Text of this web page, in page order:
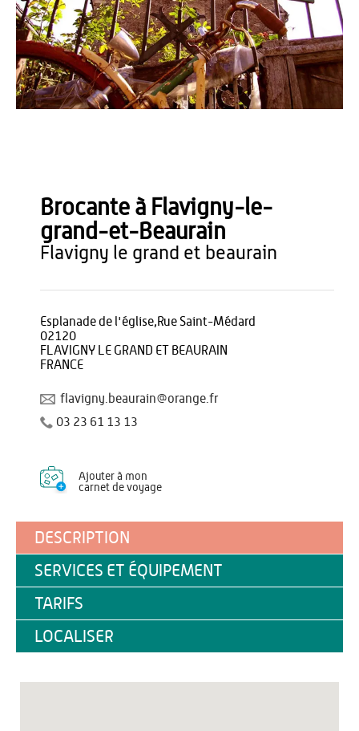
Brocante à Flavigny-le-
grand-et-Beaurain
flavigny le grand et beaurain
Esplanade de l'église,Rue Saint-Médard
02120
FLAVIGNY LE GRAND ET BEAURAIN
FRANCE
flavigny.beaurain@orange.fr
03 23 61 13 13
Ajouter à mon
carnet de voyage
DESCRIPTION
SERVICES ET ÉQUIPEMENT
TARIFS
LOCALISER